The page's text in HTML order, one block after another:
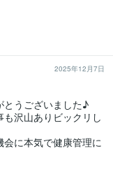
2025年12月7日
とうございました♪
沢山ありビックリし
に本気で健康管理に